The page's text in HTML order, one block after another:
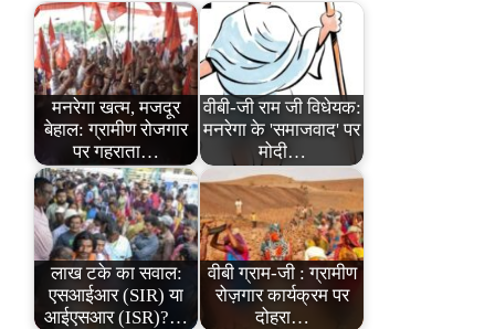
मनरेगा खत्म, मजदूर
बेहाल: ग्रामीण रोजगार
पर गहराता…
वीबी-जी राम जी विधेयक:
मनरेगा के 'समाजवाद' पर
मोदी…
लाख टके का सवाल:
एसआईआर (SIR) या
आईएसआर (ISR)?…
वीबी ग्राम-जी : ग्रामीण
रोज़गार कार्यक्रम पर
दोहरा…